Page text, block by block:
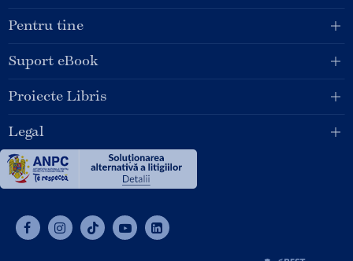
Pentru tine
Suport eBook
Proiecte Libris
Legal